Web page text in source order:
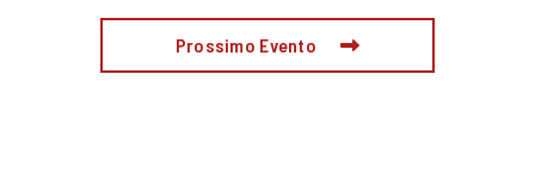
Prossimo Evento